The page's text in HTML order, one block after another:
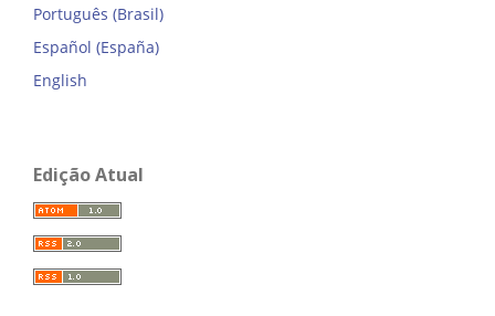
Português (Brasil)
Español (España)
English
Edição Atual